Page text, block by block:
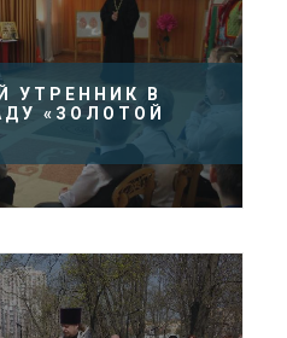
УТРЕННИК В
«ЗОЛОТОЙ